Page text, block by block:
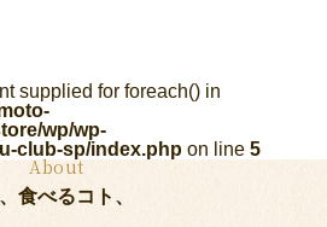
supplied for foreach() in
wp/wp-
club-sp/index.php on line 5
About
食べるコト、